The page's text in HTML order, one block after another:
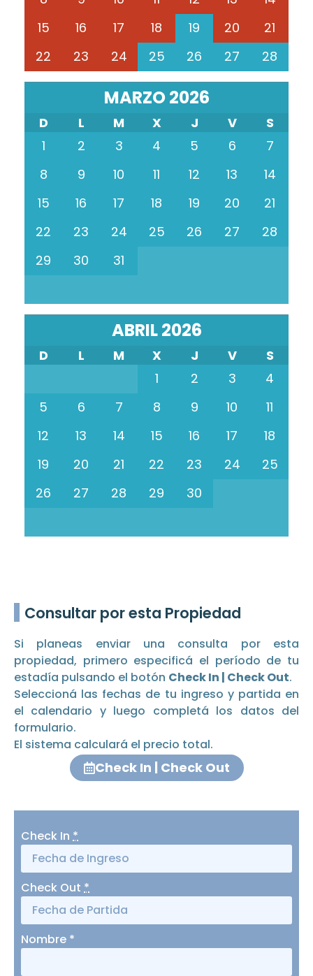
15
16 17 18 19 20
21
22
23 24 25 26 27 28
MARZO 2026
D L M X J V
S
1
2 3 4 5 6
7
8
9 10 11 12 13
14
15
16 17 18 19 20
21
22
23 24 25 26 27
28
29
30 31
ABRIL 2026
D L M X J V
S
1
2 3
4
5
6 7 8 9 10
11
12
13 14 15 16 17
18
19
20 21 22 23 24
25
26
27 28 29 30
Consultar por esta Propiedad
Si planeas enviar una consulta por esta
propiedad, primero especificá el período de tu
estadía pulsando el botón Check In | Check Out.
Seleccioná las fechas de tu ingreso y partida en
el calendario y luego completá los datos del
formulario.
El sistema calculará el precio total.
Check In | Check Out
Check In *
Check Out *
Nombre *